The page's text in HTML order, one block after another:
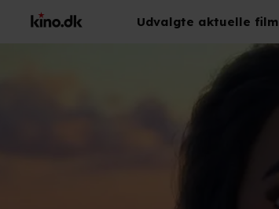
Udvalgte aktuelle film